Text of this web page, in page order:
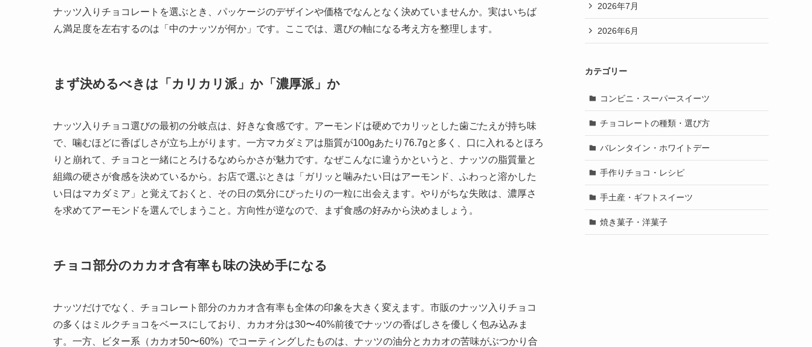
ナッツ入りチョコレートを選ぶとき、パッケージのデザインや価格でなんとなく決めていませんか。実はいちば
ん満足度を左右するのは「中のナッツが何か」です。ここでは、選びの軸になる考え方を整理します。
まず決めるべきは「カリカリ派」か「濃厚派」か
ナッツ入りチョコ選びの最初の分岐点は、好きな食感です。アーモンドは硬めでカリッとした歯ごたえが持ち味
で、噛むほどに香ばしさが立ち上がります。一方マカダミアは脂質が100gあたり76.7gと多く、口に入れるとほろ
りと崩れて、チョコと一緒にとろけるなめらかさが魅力です。なぜこんなに違うかというと、ナッツの脂質量と
組織の硬さが食感を決めているから。お店で選ぶときは「ガリッと噛みたい日はアーモンド、ふわっと溶かした
い日はマカダミア」と覚えておくと、その日の気分にぴったりの一粒に出会えます。やりがちな失敗は、濃厚さ
を求めてアーモンドを選んでしまうこと。方向性が逆なので、まず食感の好みから決めましょう。
チョコ部分のカカオ含有率も味の決め手になる
ナッツだけでなく、チョコレート部分のカカオ含有率も全体の印象を大きく変えます。市販のナッツ入りチョコ
の多くはミルクチョコをベースにしており、カカオ分は30〜40%前後でナッツの香ばしさを優しく包み込みま
す。一方、ビター系（カカオ50〜60%）でコーティングしたものは、ナッツの油分とカカオの苦味がぶつかり合
2026年7月
2026年6月
カテゴリー
コンビニ・スーパースイーツ
チョコレートの種類・選び方
バレンタイン・ホワイトデー
手作りチョコ・レシピ
手土産・ギフトスイーツ
焼き菓子・洋菓子